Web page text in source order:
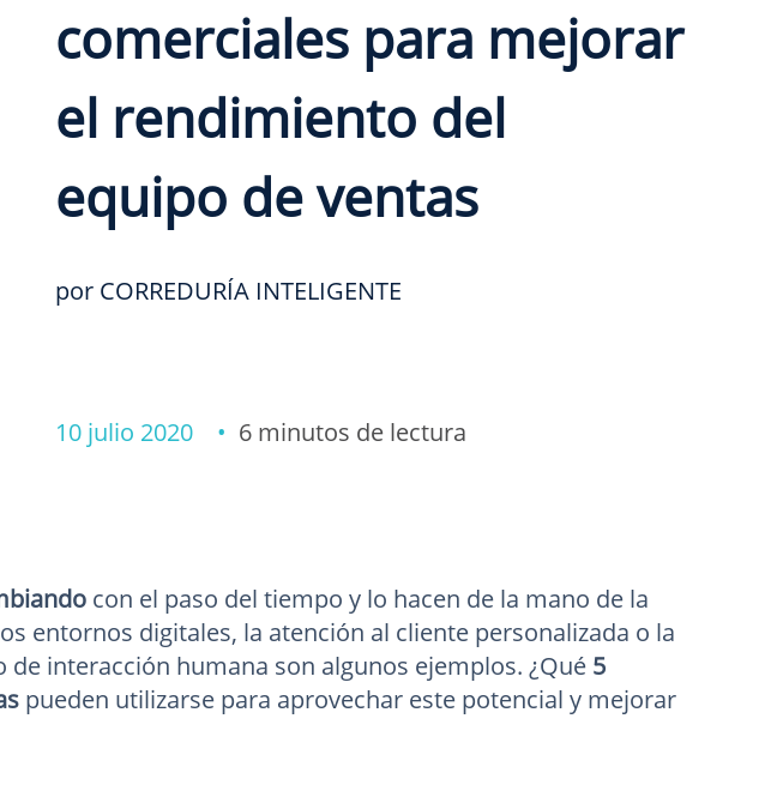
comerciales para mejorar
el rendimiento del
equipo de ventas
por CORREDURÍA INTELIGENTE
10 julio 2020 • 6 minutos de lectura
con el paso del tiempo y lo hacen de la mano de la
entornos digitales, la atención al cliente personalizada o la
interacción humana son algunos ejemplos. ¿Qué 5
pueden utilizarse para aprovechar este potencial y mejorar